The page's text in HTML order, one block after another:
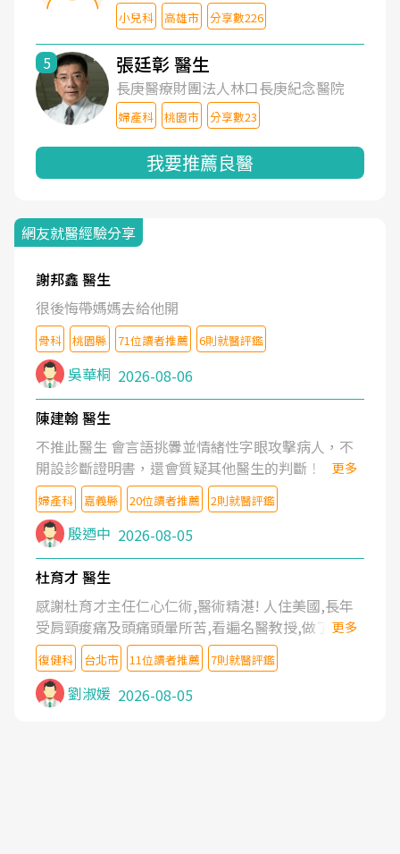
小兒科 高雄市 分享數226
5 張廷彰 醫生
長庚醫療財團法人林口長庚紀念醫院
婦產科 桃園市 分享數23
我要推薦良醫
網友就醫經驗分享
謝邦鑫 醫生
很後悔帶媽媽去給他開
骨科 桃園縣 71位讀者推薦 6則就醫評鑑
吳華桐 2026-08-06
陳建翰 醫生
不推此醫生 會言語挑釁並情緒性字眼攻擊病人，不
開設診斷證明書，還會質疑其他醫生的判斷！
更多
婦產科 嘉義縣 20位讀者推薦 2則就醫評鑑
殷迺中 2026-08-05
杜育才 醫生
感謝杜育才主任仁心仁術,醫術精湛! 人住美國,長年
受肩頸痠痛及頭痛頭暈所苦,看遍名醫教授,做了各種
檢查,也嘗試過西醫打針,中醫針灸及物理徒手治療都
沒有用,後來連吃到嗎啡類止痛藥都效果有限,只是壓
症狀,沒多久就痛起來,多年失眠嚴重影響生活品質.
台灣親友介紹忠孝醫院杜育才主任是頸頭症候群專
更多
復健科 台北市 11位讀者推薦 7則就醫評鑑
劉淑媛 2026-08-05